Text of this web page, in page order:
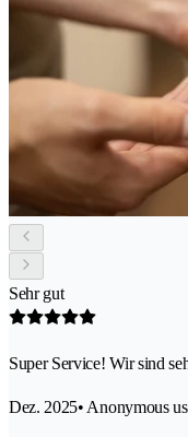
Sehr gut
Super Service! Wir sind
Dez. 2025• Anonymous